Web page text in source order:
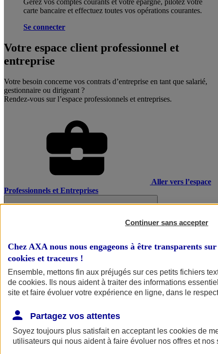
Gérez vos comptes courants et votre épargne, pilotez votre
carte bancaire et effectuez toutes vos opérations courantes.
Se connecter
Votre espace client professionnel et
entreprise
Votre besoin concerne vos contrats d’entreprise en tant que salarié,
gestionnaire ou dirigeant ?
Rendez-vous sur l’espace professionnels et entreprises.
Aller vers l’espace
Professionnels et Entreprises
Continuer sans accepter
Chez AXA nous nous engageons à être transparents
cookies et traceurs !
Ensemble, mettons fin aux préjugés sur ces petits fichiers
de cookies. Ils nous aident à traiter des informations
site et faire évoluer votre expérience en ligne, dans le
Partagez vos attentes
Soyez toujours plus satisfait en acceptant les cookies de
utilisateurs qui nous aident à faire évoluer nos offres et nos